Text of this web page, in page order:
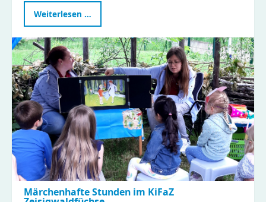
Weiterlesen …
in
Händen
–
Weiterbildung
mit
Sonne,
Regen
und
vielen
Perspektiven
Märchenhafte Stunden im KiFaZ